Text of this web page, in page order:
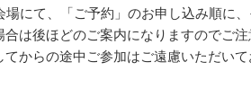
にて、「ご予約」のお申し込み順に
は後ほどのご案内になりますのでご注
からの途中ご参加はご遠慮いただい